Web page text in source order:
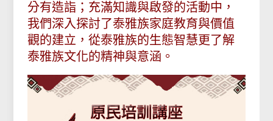
分有造詣；充滿知識與啟發的活動中，
我們深入探討了泰雅族家庭教育與價值
觀的建立，從泰雅族的生態智慧更了解
泰雅族文化的精神與意涵。